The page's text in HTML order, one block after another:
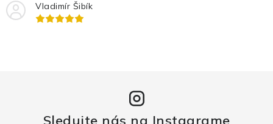
Vladimír Šibík
Sledujte nás na Instagrame